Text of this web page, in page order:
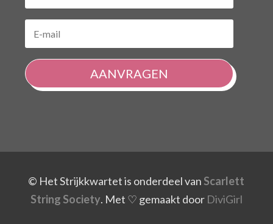
AANVRAGEN
© Het Strijkkwartet is onderdeel van Scarlett
String Society. Met ♡ gemaakt door DiviGirl